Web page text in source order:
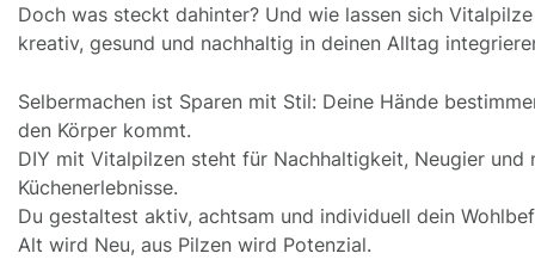
Doch was steckt dahinter? Und wie lassen sich
kreativ, gesund und nachhaltig in deinen Alltag
Selbermachen ist Sparen mit Stil: Deine Hände
den Körper kommt.
DIY mit Vitalpilzen steht für Nachhaltigkeit, Neugier und
Küchenerlebnisse.
Du gestaltest aktiv, achtsam und individuell dein
Alt wird Neu, aus Pilzen wird Potenzial.